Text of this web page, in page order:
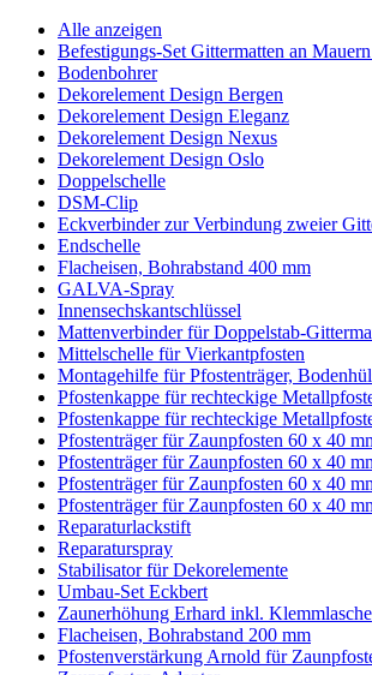
Alle anzeigen
Befestigungs-Set Gittermatten an
Bodenbohrer
Dekorelement Design Bergen
Dekorelement Design Eleganz
Dekorelement Design Nexus
Dekorelement Design Oslo
Doppelschelle
DSM-Clip
Eckverbinder zur Verbindung zweier
Endschelle
Flacheisen, Bohrabstand 400 mm
GALVA-Spray
Innensechskantschlüssel
Mattenverbinder für Doppelstab-
Mittelschelle für Vierkantpfosten
Montagehilfe für Pfostenträger,
Pfostenkappe für rechteckige
Pfostenkappe für rechteckige
Pfostenträger für Zaunpfosten 60 x 40
Pfostenträger für Zaunpfosten 60 x 40
Pfostenträger für Zaunpfosten 60 x 40
Pfostenträger für Zaunpfosten 60 x 40
Reparaturlackstift
Reparaturspray
Stabilisator für Dekorelemente
Umbau-Set Eckbert
Zaunerhöhung Erhard inkl. Klemmlasche
Flacheisen, Bohrabstand 200 mm
Pfostenverstärkung Arnold für